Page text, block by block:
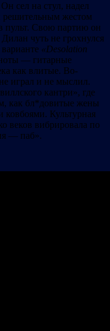
сел на стул, надел
жестом
пульт. Свою партию он
чуть не грохнулся
«Desolation
— гитарные
как влитые. Во-
играл и не мыслил.
кантри», где
как бл*довитые жены
Культурная
веков вибрировала по
— паб».